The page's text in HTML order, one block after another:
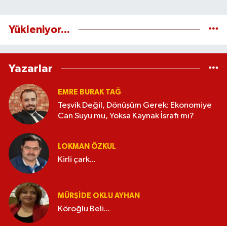
Yükleniyor...
Yazarlar
EMRE BURAK TAĞ
Teşvik Değil, Dönüşüm Gerek: Ekonomiye
Can Suyu mu, Yoksa Kaynak İsrafı mı?
LOKMAN ÖZKUL
Kirli çark...
MÜRŞIDE OKLU AYHAN
Köroğlu Beli...